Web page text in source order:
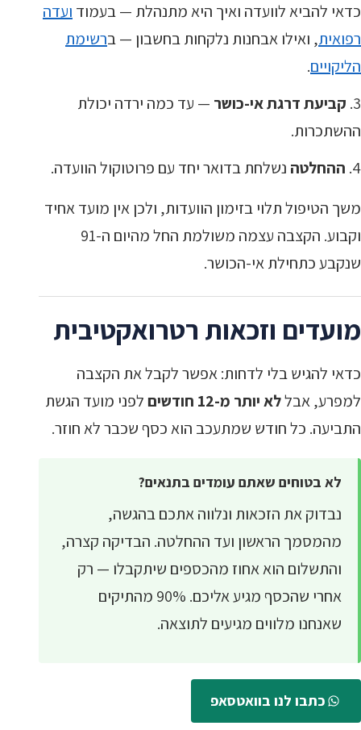
כדאי להביא לוועדה ואיך היא מתנהלת — בעמוד ועדה
רפואית, ואילו אבחנות נלקחות בחשבון — ברשימת
הליקויים.
קביעת דרגת אי-כושר — עד כמה ירדה יכולת
ההשתכרות.
ההחלטה נשלחת בדואר יחד עם פרוטוקול הוועדה.
משך הטיפול תלוי בזימון הוועדות, ולכן אין מועד אחיד
וקבוע. הקצבה עצמה משולמת החל מהיום ה-91
שנקבע כתחילת אי-הכושר.
מועדים וזכאות רטרואקטיבית
כדאי להגיש בלי לדחות: אפשר לקבל את הקצבה
למפרע, אבללא יותר מ-12 חודשים
לפני מועד הגשת
התביעה. כל חודש שמתעכב הוא כסף שכבר לא חוזר.
לא בטוחים שאתם עומדים בתנאים?
נבדוק את הזכאות ונלווה אתכם בהגשה,
מהמסמך הראשון ועד ההחלטה. הבדיקה קצרה,
והתשלום הוא אחוז מהכספים שיתקבלו — רק
אחרי שהכסף מגיע אליכם. 90% מהתיקים
שאנחנו מלווים מגיעים לתוצאה.
כתבו לנו בוואטסאפ